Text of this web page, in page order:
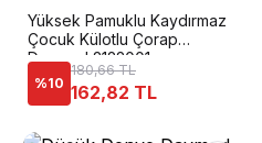
Yüksek Pamuklu Kaydırmaz
Çocuk Külotlu Çorap
Daymod 2122001
%10
180,66 TL
162,82 TL